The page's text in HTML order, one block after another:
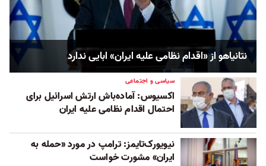
نتانیاهو از «اقدام نظامی علیه ایران» ابایی ندارد
سیاسی و اجتماعی
اکسیوس: آماده‌باش ارتش اسرائیل برای
احتمال اقدام نظامی علیه ایران
نیویورک‌تایمز: ترامپ در مورد «حمله به
ایران» مشورت خواست